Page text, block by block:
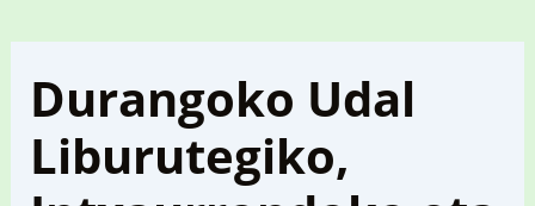
Durangoko Udal
Liburutegiko,